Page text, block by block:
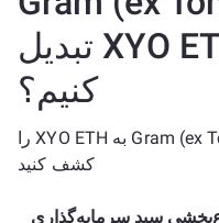
(TON) را به XYO ETH تبدیل
کنیم؟
مزایای تبدیل Gram (ex Ton/TonCoin) (TON) به XYO ETH را
کشف کنید
سبد سرمایه‌گذاری